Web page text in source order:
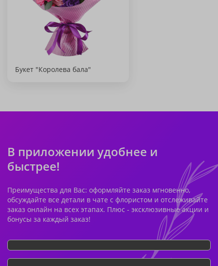
Букет "Королева бала"
В приложении удобнее и
быстрее!
Преимущества для Вас: оформляйте заказ мгновенно,
обсуждайте все детали в чате с флористом и отслеживайте
заказ онлайн на всех этапах. Плюс - эксклюзивные акции и
бонусы за каждый заказ!